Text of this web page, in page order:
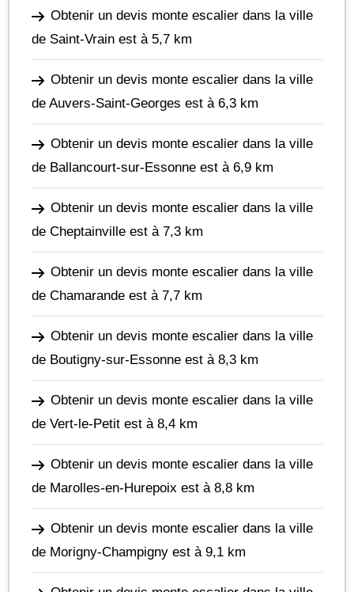
Obtenir un devis monte escalier dans la ville
de Saint-Vrain est à 5,7 km
Obtenir un devis monte escalier dans la ville
de Auvers-Saint-Georges est à 6,3 km
Obtenir un devis monte escalier dans la ville
de Ballancourt-sur-Essonne est à 6,9 km
Obtenir un devis monte escalier dans la ville
de Cheptainville est à 7,3 km
Obtenir un devis monte escalier dans la ville
de Chamarande est à 7,7 km
Obtenir un devis monte escalier dans la ville
de Boutigny-sur-Essonne est à 8,3 km
Obtenir un devis monte escalier dans la ville
de Vert-le-Petit est à 8,4 km
Obtenir un devis monte escalier dans la ville
de Marolles-en-Hurepoix est à 8,8 km
Obtenir un devis monte escalier dans la ville
de Morigny-Champigny est à 9,1 km